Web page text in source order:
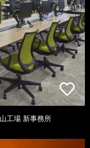
工場 新事務所